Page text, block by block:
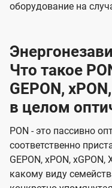
оборудование на
Что такое
GEPON,
в целом
PON - это пассивно
соответственно
GEPON, xPON,
какому виду